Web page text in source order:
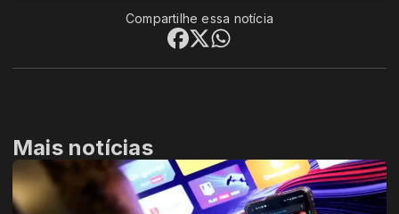
Compartilhe essa notícia
Mais notícias